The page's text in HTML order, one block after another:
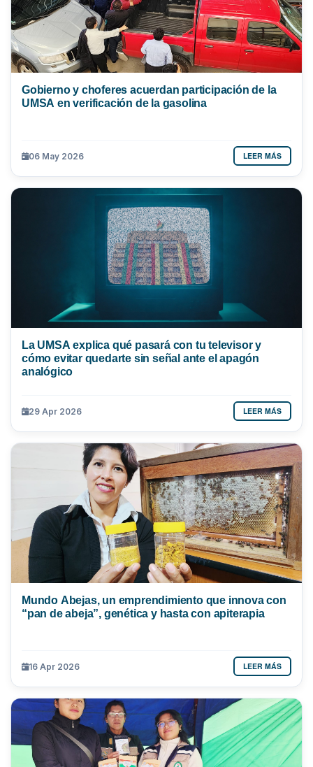
Gobierno y choferes acuerdan participación de la
UMSA en verificación de la gasolina
06 May 2026 LEER MÁS
La UMSA explica qué pasará con tu televisor y
cómo evitar quedarte sin señal ante el apagón
analógico
29 Apr 2026 LEER MÁS
Mundo Abejas, un emprendimiento que innova con
“pan de abeja”, genética y hasta con apiterapia
16 Apr 2026 LEER MÁS